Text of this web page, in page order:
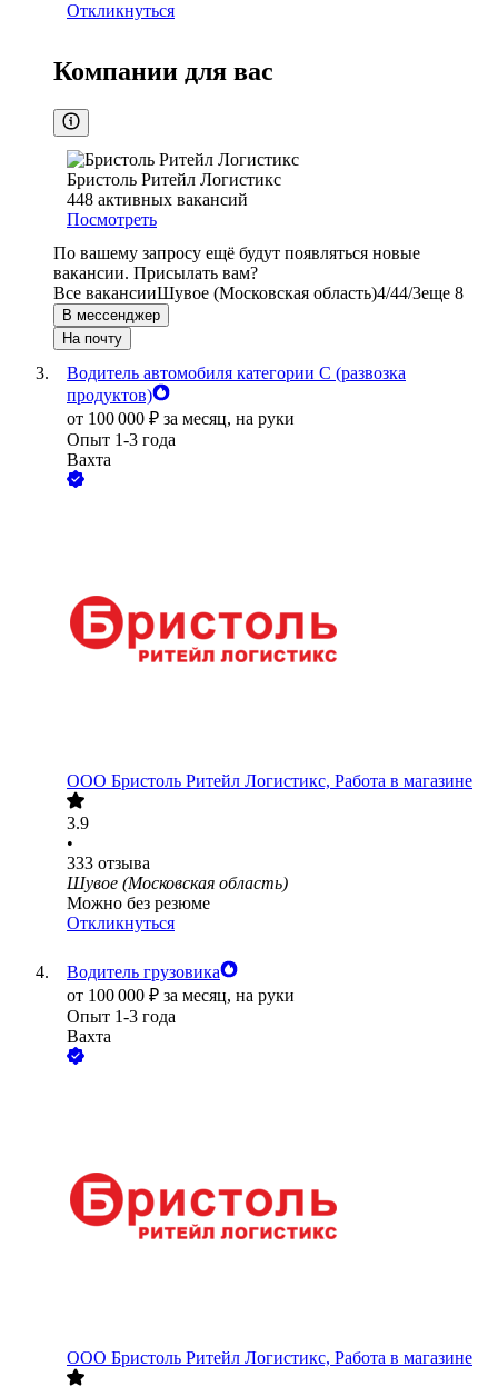
Откликнуться
Компании для вас
Бристоль Ритейл Логистикс
448 активных вакансий
Посмотреть
По вашему запросу ещё будут появляться новые
вакансии. Присылать вам?
Все вакансииШувое (Московская область)4/44/3еще 8
В мессенджер
На почту
Водитель автомобиля категории C (развозка
продуктов)
от 100 000 ₽ за месяц, на руки
Опыт 1-3 года
Вахта
ООО Бристоль Ритейл Логистикс, Работа в магазине
3.9
•
333 отзыва
Шувое (Московская область)
Можно без резюме
Откликнуться
Водитель грузовика
от 100 000 ₽ за месяц, на руки
Опыт 1-3 года
Вахта
ООО Бристоль Ритейл Логистикс, Работа в магазине